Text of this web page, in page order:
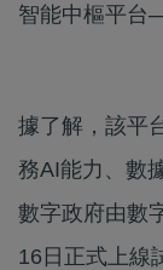
智能中樞平台
據了解，該平
務AI能力、數
數字政府由數
16日正式上線